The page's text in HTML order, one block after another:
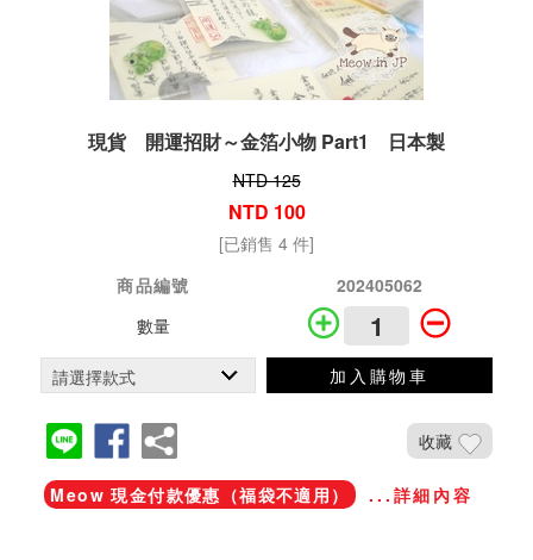
現貨 開運招財～金箔小物 Part1 日本製
NTD 125
NTD 100
[已銷售 4 件]
商品編號
202405062
數量
加入購物車
收藏
Meow 現金付款優惠（福袋不適用） ...詳細內容